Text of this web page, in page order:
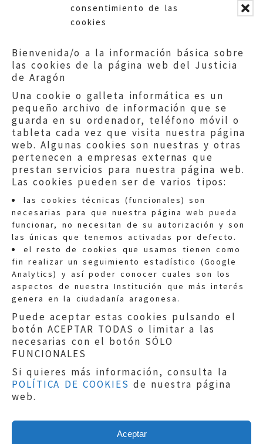
consentimiento de las
cookies
Bienvenida/o a la información básica sobre
las cookies de la página web del Justicia
de Aragón
Una cookie o galleta informática es un
pequeño archivo de información que se
guarda en su ordenador, teléfono móvil o
tableta cada vez que visita nuestra página
web. Algunas cookies son nuestras y otras
pertenecen a empresas externas que
prestan servicios para nuestra página web.
Las cookies pueden ser de varios tipos:
las cookies técnicas (funcionales) son
necesarias para que nuestra página web pueda
funcionar, no necesitan de su autorización y son
las únicas que tenemos activadas por defecto.
el resto de cookies que usamos tienen como
fin realizar un seguimiento estadístico (Google
Analytics) y así poder conocer cuales son los
aspectos de nuestra Institución que más interés
genera en la ciudadanía aragonesa.
Puede aceptar estas cookies pulsando el
botón ACEPTAR TODAS o limitar a las
necesarias con el botón SÓLO
FUNCIONALES
Si quieres más información, consulta la
POLÍTICA DE COOKIES de nuestra página
web.
Aceptar
Quejas:quejas@eljusticiadearagon.es
Información general:
informacion@eljusticiadearagon.es
Teléfonos:900 210 210/
Aviso legal|Política de privacidad|
Protección de Datos
Política de cookies